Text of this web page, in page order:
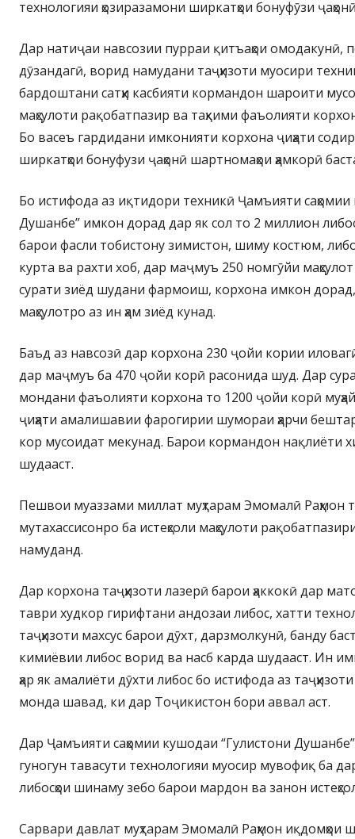
технологияи ҳозиразамони ширкатҳои бонуфӯзи
Дар натиҷаи навсозии пурраи қитъаҳои омодакунӣ,
дӯзандагӣ, ворид намудани таҷҳизоти муосири
бардоштани сатҳи касбияти кормандон шароити
маҳсулоти рақобатпазир ва таҳкими фаъолияти
Бо васеъ гардидани имконияти корхона ҷиҳати
ширкатҳои бонуфузи ҷаҳонӣ шартномаҳои ҳамкорӣ
Бо истифода аз иқтидори техникӣ Ҷамъияти
Душанбе” имкон дорад дар як сол то 2 миллион
барои фасли тобистону зимистон, шиму костюм,
курта ва рахти хоб, дар маҷмуъ 250 номгӯйи
сурати зиёд шудани фармоиш, корхона имкон дорад,
маҳсулотро аз ин ҳам зиёд кунад.
Баъд аз навсозӣ дар корхона 230 ҷойи кории
дар маҷмуъ ба 470 ҷойи корӣ расонида шуд. Дар
мондани фаъолияти корхона то 1200 ҷойи корӣ
ҷиҳати амалишавии фарогирии шумораи ҳарчи
кор мусоидат мекунад. Барои кормандон нақлиёти
шудааст.
Пешвои муаззами миллат муҳтарам Эмомалӣ Раҳмон
мутахассисонро ба истеҳсоли маҳсулоти
намуданд.
Дар корхона таҷҳизоти лазерӣ барои ҳаккокӣ дар
таври худкор гирифтани андозаи либос, хатти
таҷҳизоти махсус барои дӯхт, дарзмолкунӣ, банду
кимиёвии либос ворид ва насб карда шудааст. Ин
ҳар як амалиёти дӯхти либос бо истифода аз таҷҳизоти
монда шавад, ки дар Тоҷикистон бори аввал аст.
Дар Ҷамъияти саҳомии кушодаи “Гулистони
гуногун тавасути технологияи муосир мувофиқ ба
либосҳои шинаму зебо барои мардон ва занон
Сарвари давлат муҳтарам Эмомалӣ Раҳмон иқдомҳои